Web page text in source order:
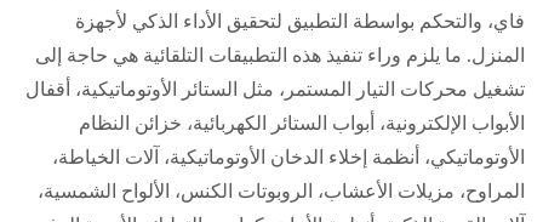
فاي، والتحكم بواسطة التطبيق لتحقيق الأداء الذكي لأجهزة
المنزل. ما يلزم وراء تنفيذ هذه التطبيقات التلقائية هي حاجة إلى
تشغيل محركات التيار المستمر، مثل الستائر الأوتوماتيكية، أقفال
الأبواب الإلكترونية، أبواب الستائر الكهربائية، خزائن النظام
الأوتوماتيكي، أنظمة إخلاء الدخان الأوتوماتيكية، آلات الخياطة،
المراوح، مزيلات الأعشاب، الروبوتات الكنس، الألواح الشمسية،